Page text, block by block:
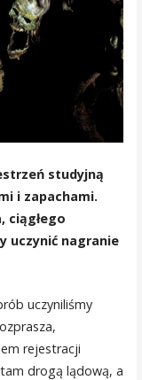
studyjną
i zapachami.
ciągłego
uczynić nagranie
uczyniliśmy
rejestracji
drogą lądową, a